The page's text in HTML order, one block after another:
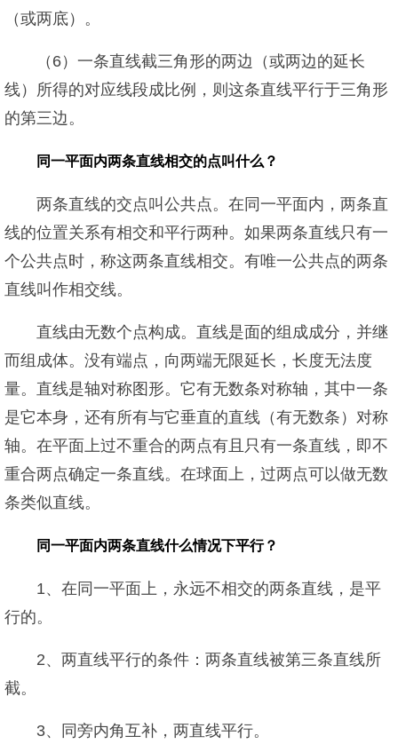
（或两底）。
（6）一条直线截三角形的两边（或两边的延长
线）所得的对应线段成比例，则这条直线平行于三角形
的第三边。
同一平面内两条直线相交的点叫什么？
两条直线的交点叫公共点。在同一平面内，两条直
线的位置关系有相交和平行两种。如果两条直线只有一
个公共点时，称这两条直线相交。有唯一公共点的两条
直线叫作相交线。
直线由无数个点构成。直线是面的组成成分，并继
而组成体。没有端点，向两端无限延长，长度无法度
量。直线是轴对称图形。它有无数条对称轴，其中一条
是它本身，还有所有与它垂直的直线（有无数条）对称
轴。在平面上过不重合的两点有且只有一条直线，即不
重合两点确定一条直线。在球面上，过两点可以做无数
条类似直线。
同一平面内两条直线什么情况下平行？
1、在同一平面上，永远不相交的两条直线，是平
行的。
2、两直线平行的条件：两条直线被第三条直线所
截。
3、同旁内角互补，两直线平行。